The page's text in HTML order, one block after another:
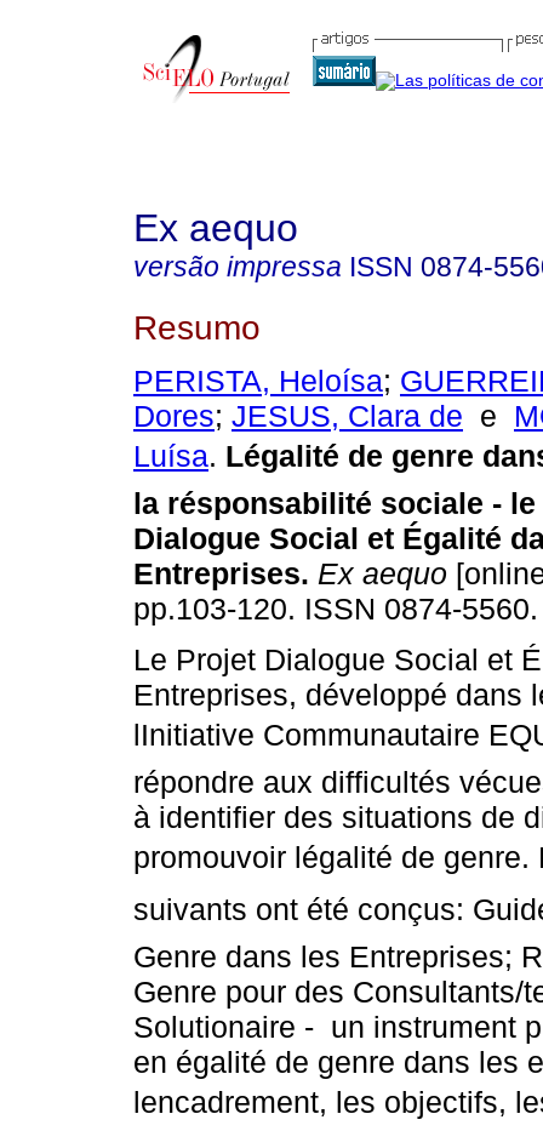
Ex aequo
versão impressa ISSN 0874-
Resumo
PERISTA, Heloísa;
Dores; JESUS, Clara de e
Luísa. Légalité de genre
la résponsabilité sociale -
Dialogue Social et Égalité
Entreprises. Ex aequo
pp.103-120. ISSN 0874-5560.
Le Projet Dialogue Social et
Entreprises, développé dans
lInitiative Communautaire
répondre aux difficultés
à identifier des situations de
promouvoir légalité de
suivants ont été conçus:
Genre dans les Entreprises;
Genre pour des Consultants/
Solutionaire - un instrument
en égalité de genre dans les
lencadrement, les objectifs,